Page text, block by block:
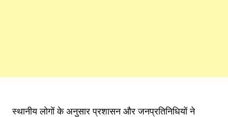
स्थानीय लोगों के अनुसार प्रशासन और जनप्रतिनिधियों ने